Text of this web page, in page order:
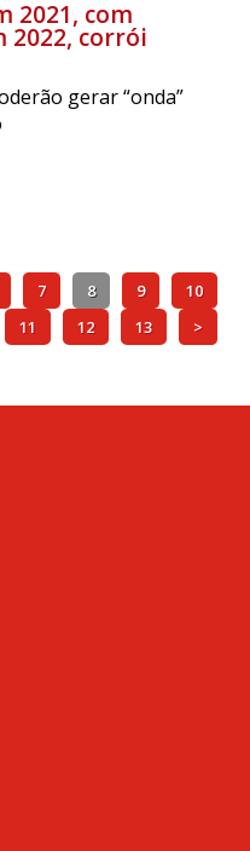
2021, com
2022, corrói
gerar “onda”
7 8 9
10
11
12 13 >